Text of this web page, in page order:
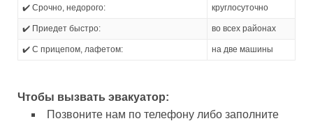
✔️ Срочно, недорого: круглосуточно
✔️ Приедет быстро: во всех районах
✔️ С прицепом, лафетом: на две машины
Чтобы вызвать эвакуатор:
Позвоните нам по телефону либо заполните